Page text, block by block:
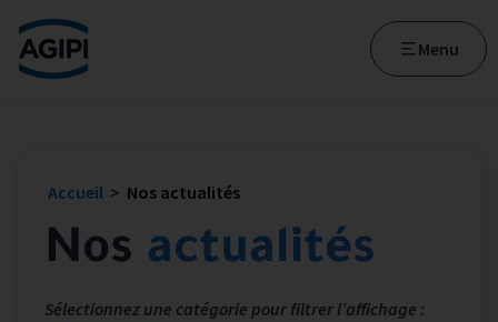
Accès au menu
Accès au contenu principal
Menu
Accueil > Nos actualités
Nos actualités
Sélectionnez une catégorie pour filtrer l’affichage :